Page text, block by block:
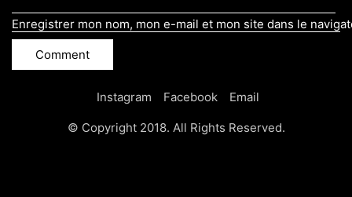
Enregistrer mon nom, mon e-mail et mon site dans le
Instagram Facebook Email
© Copyright 2018. All Rights Reserved.